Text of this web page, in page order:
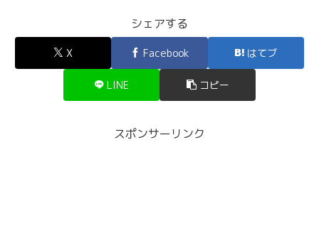
シェアする
X Facebook はてブ
LINE コピー
スポンサーリンク